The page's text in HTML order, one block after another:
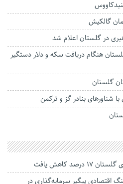
گالکیش
در گلستان اعلام شد
هنگام دریافت سکه و دلار دستگیر
گلستان
کاهش یافت
بابک زنجانی با ۱۱ هلدینگ اقتصادی پیگیر سرمایه‌گذاری در